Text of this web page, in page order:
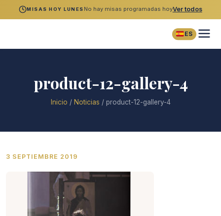
MISAS HOY LUNES No hay misas programadas hoyVer todos
ES
product-12-gallery-4
Inicio / Noticias / product-12-gallery-4
3 SEPTIEMBRE 2019